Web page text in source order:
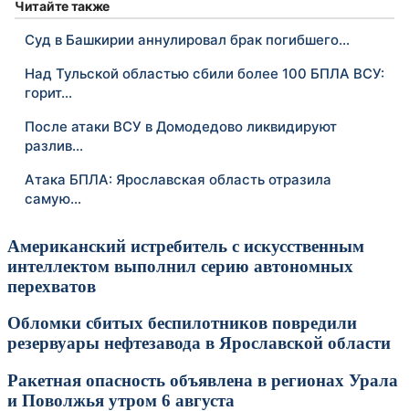
Читайте также
Суд в Башкирии аннулировал брак погибшего…
Над Тульской областью сбили более 100 БПЛА ВСУ:
горит…
После атаки ВСУ в Домодедово ликвидируют
разлив…
Атака БПЛА: Ярославская область отразила
самую…
Американский истребитель с искусственным
интеллектом выполнил серию автономных
перехватов
Обломки сбитых беспилотников повредили
резервуары нефтезавода в Ярославской области
Ракетная опасность объявлена в регионах Урала
и Поволжья утром 6 августа